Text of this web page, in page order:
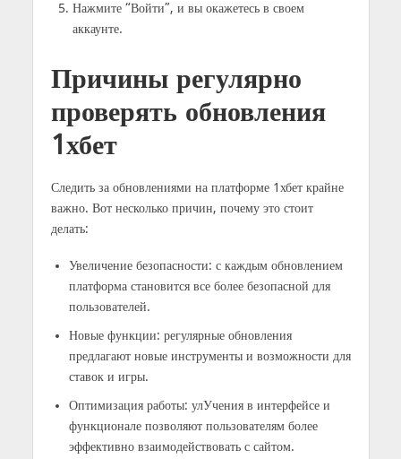
Нажмите “Войти”, и вы окажетесь в своем
аккаунте.
Причины регулярно
проверять обновления
1хбет
Следить за обновлениями на платформе 1хбет крайне
важно. Вот несколько причин, почему это стоит
делать:
Увеличение безопасности: с каждым обновлением
платформа становится все более безопасной для
пользователей.
Новые функции: регулярные обновления
предлагают новые инструменты и возможности для
ставок и игры.
Оптимизация работы: улУчения в интерфейсе и
функционале позволяют пользователям более
эффективно взаимодействовать с сайтом.